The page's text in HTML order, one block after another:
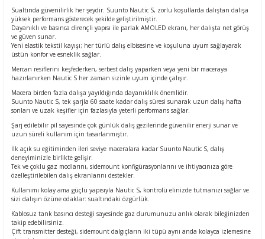
Sualtında güvenilirlik her şeydir. Suunto Nautic S, zorlu koşullarda dalıştan dalışa
yüksek performans gösterecek şekilde geliştirilmiştir.
Dayanıklı ve basınca dirençli yapısı ile parlak AMOLED ekranı, her dalışta net görüş
ve güven sunar.
Yeni elastik tekstil kayışı; her türlü dalış elbisesine ve koşuluna uyum sağlayarak
üstün konfor ve esneklik sağlar.
Mercan resiflerini keşfederken, serbest dalış yaparken veya yeni bir maceraya
hazırlanırken Nautic S her zaman sizinle uyum içinde çalışır.
Macera birden fazla dalışa yayıldığında dayanıklılık önemlidir.
Suunto Nautic S, tek şarjla 60 saate kadar dalış süresi sunarak uzun dalış hafta
sonları ve uzak keşifler için fazlasıyla yeterli performans sağlar.
Şarj edilebilir pil sayesinde çok günlük dalış gezilerinde güvenilir enerji sunar ve
uzun süreli kullanım için tasarlanmıştır.
İlk açık su eğitiminden ileri seviye maceralara kadar Suunto Nautic S, dalış
deneyiminizle birlikte gelişir.
Tek ve çoklu gaz modlarını, sidemount konfigürasyonlarını ve ihtiyacınıza göre
özelleştirilebilen dalış ekranlarını destekler.
Kullanımı kolay ama güçlü yapısıyla Nautic S, kontrolü elinizde tutmanızı sağlar ve
sizi dalışın özüne odaklar: sualtındaki özgürlük.
Kablosuz tank basıncı desteği sayesinde gaz durumunuzu anlık olarak bileğinizden
takip edebilirsiniz.
Çift transmitter desteği, sidemount dalgıçların iki tüpü aynı anda kolayca izlemesine